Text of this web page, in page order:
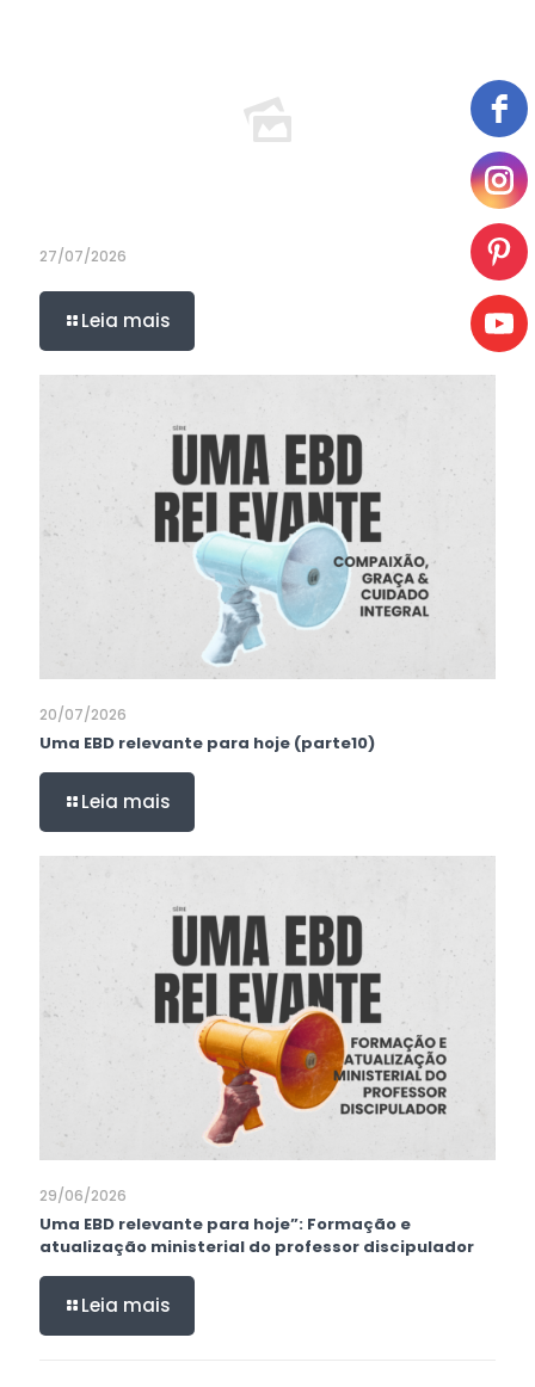
27/07/2026
Leia mais
20/07/2026
Uma EBD relevante para hoje (parte10)
Leia mais
29/06/2026
Uma EBD relevante para hoje”: Formação e
atualização ministerial do professor discipulador
Leia mais